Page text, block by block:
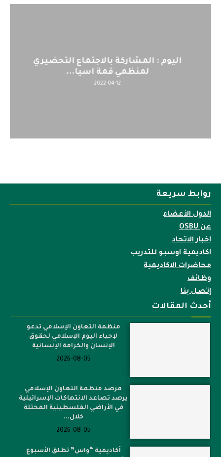
اليوم : المشاركة بالاجتماع التحضيري
لمنظمي قمة اسيا...
2022-04-12
روابط سريعة
الدول الأعضاء
عن OSBU
اخبار الاتحاد
اكاديمية اوسبو للتدريب
محاضرات الاكاديمية
وظائف
إتصل بنا
أحدث المقالات
منظمة التعاون الإسلامي تدعو
لإحياء اليوم الإسلامي لحقوق
الإنسان والكرامة الإنسانية
2026-08-05
مرصد منظمة التعاون الإسلامي
يرصد تصاعد الانتهاكات الإسرائيلية
في الأراضي الفلسطينية المحتلة
خلال...
2026-08-05
أكاديمية “واس” تطلق الأسبوع